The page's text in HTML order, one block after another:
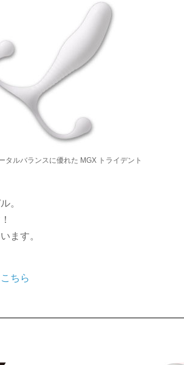
タルバランスに優れた MGX トライデント
。
ます。
こちら